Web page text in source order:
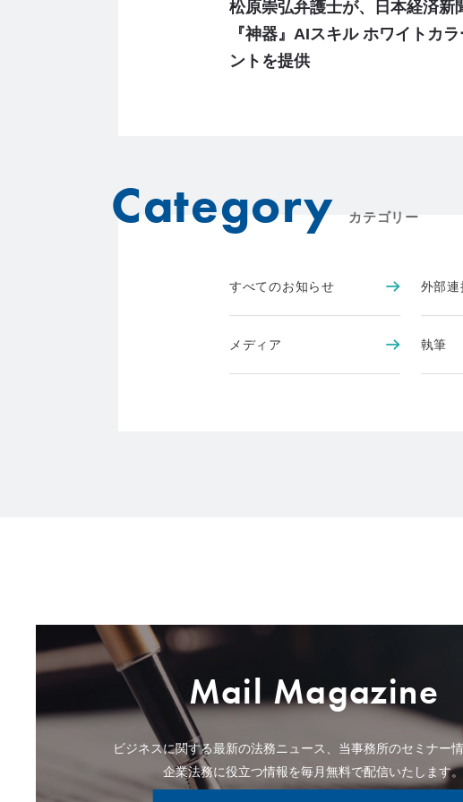
松原崇弘弁護士が、日本経済
『神器』AIスキル ホワイトカ
ントを提供
Category カテゴリー
すべてのお知らせ 外部連
メディア 執筆
Mail Magazine
ビジネスに関する最新の法務ニュース、当事務所のセミナー情
企業法務に役立つ情報を毎月無料で配信いたします